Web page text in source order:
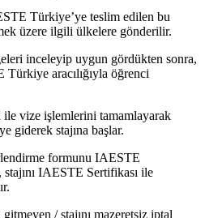
Türkiye’ye teslim edilen bu
üzere ilgili ülkelere gönderilir.
inceleyip uygun gördükten sonra,
aracılığıyla öğrenci
vize işlemlerini tamamlayarak
giderek stajına başlar.
formunu IAESTE
IAESTE Sertifikası ile
/ stajını mazeretsiz iptal